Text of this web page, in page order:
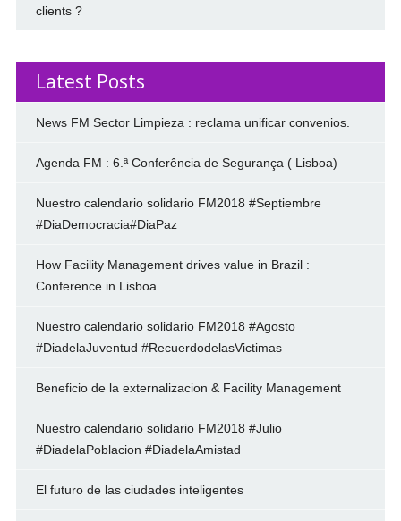
clients ?
Latest Posts
News FM Sector Limpieza : reclama unificar convenios.
Agenda FM : 6.ª Conferência de Segurança ( Lisboa)
Nuestro calendario solidario FM2018 #Septiembre
#DiaDemocracia#DiaPaz
How Facility Management drives value in Brazil :
Conference in Lisboa.
Nuestro calendario solidario FM2018 #Agosto
#DiadelaJuventud #RecuerdodelasVictimas
Beneficio de la externalizacion & Facility Management
Nuestro calendario solidario FM2018 #Julio
#DiadelaPoblacion #DiadelaAmistad
El futuro de las ciudades inteligentes